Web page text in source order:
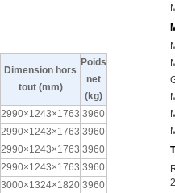
Dimension hors
tout (mm)
Poids
net
(kg)
2990×1243×1763 3960
2990×1243×1763 3960
2990×1243×1763 3960
2990×1243×1763 3960
3000×1324×1820 3960